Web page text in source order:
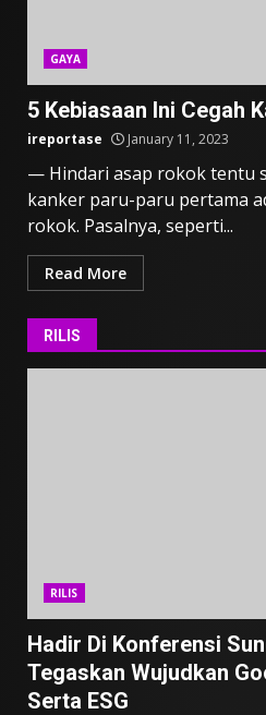
GAYA
5 Kebiasaan Ini Cegah
ireportase January 11, 2023
— Hindari asap rokok tentu
kanker paru-paru pertama
rokok. Pasalnya, seperti...
Read More
RILIS
RILIS
Hadir Di Konferensi
Tegaskan Wujudkan
Serta ESG